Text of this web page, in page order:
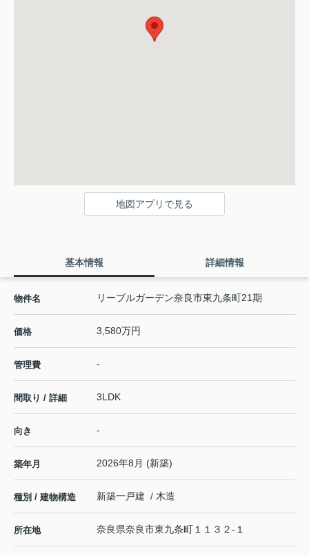
地図アプリで見る
基本情報 詳細情報
物件名 リーブルガーデン奈良市東九条町21期
価格 3,580万円
管理費 -
間取り / 詳細 3LDK
向き -
築年月 2026年8月 (新築)
種別 / 建物構造 新築一戸建 / 木造
所在地 奈良県奈良市東九条町 １１３２-１